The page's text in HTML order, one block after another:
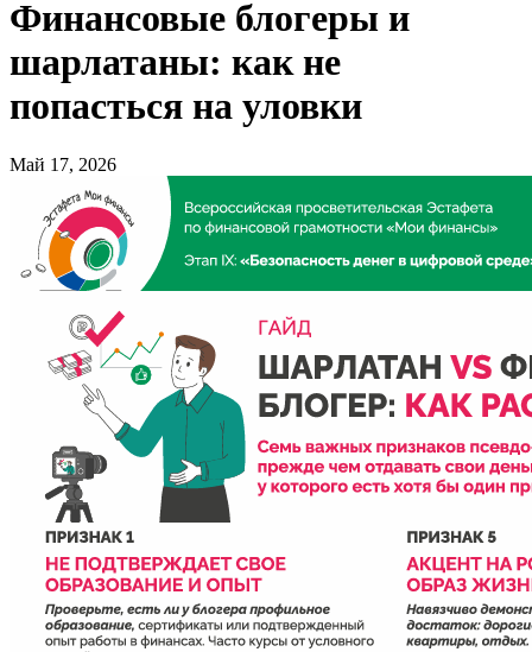
Финансовые блогеры и
шарлатаны: как не
попасться на уловки
Май 17, 2026